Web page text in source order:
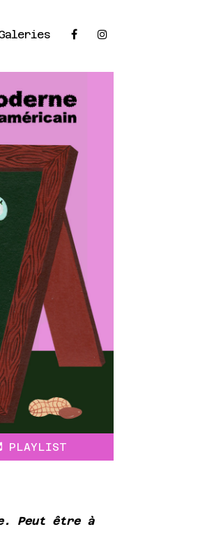
PLAYLIST
Peut être à